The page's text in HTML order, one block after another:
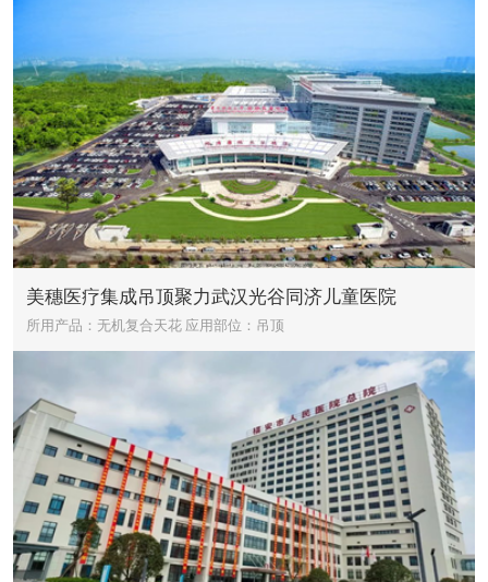
美穗医疗集成吊顶聚力武汉光谷同济儿童医院
所用产品：无机复合天花 应用部位：吊顶